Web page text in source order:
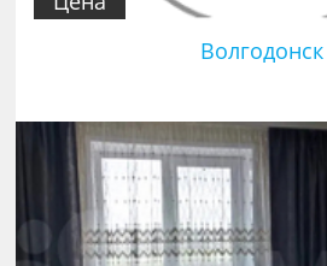
Волгодонск